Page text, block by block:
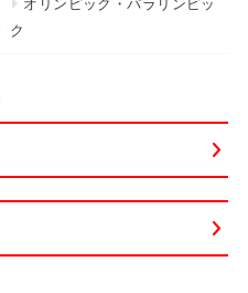
オリンピック・パラリンピッ
ク